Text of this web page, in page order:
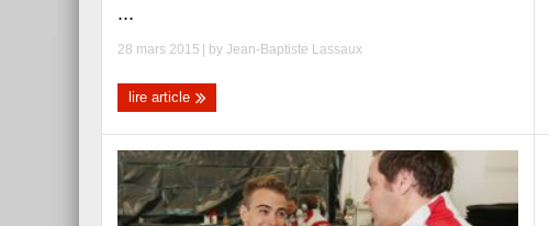
...
28 mars 2015 | by Jean-Baptiste Lassaux
lire article